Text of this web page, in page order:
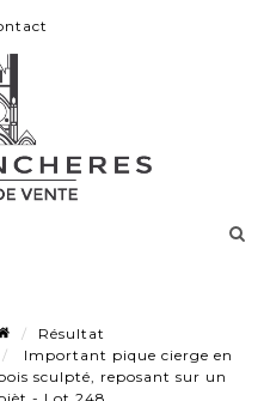
Résultat
Important pique cierge en
sculpté, reposant sur un